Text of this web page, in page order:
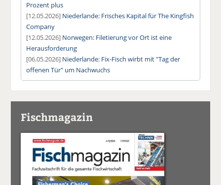
Prozent plus
[12.05.2026] Niederlande: Frisches Kapital für The Kingfish
Company
[12.05.2026] Norwegen: Filetierung vor Ort ist eine
Herausforderung
[06.05.2026] Niederlande: Fix-Fisch wirbt mit "Tag der
offenen Tür" um Nachwuchs
Fischmagazin